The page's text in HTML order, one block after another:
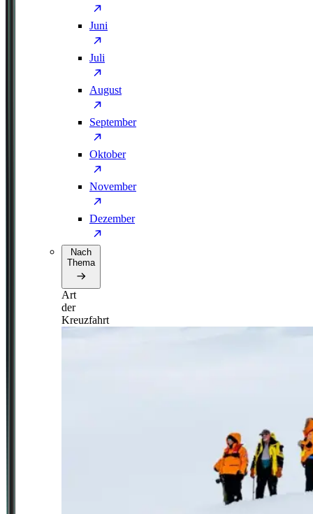
Juni
Juli
August
September
Oktober
November
Dezember
Nach
Thema
Art
der
Kreuzfahrt